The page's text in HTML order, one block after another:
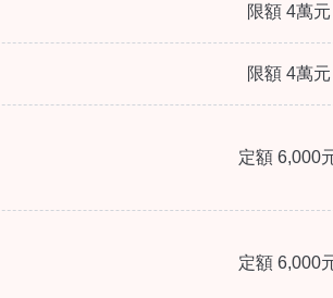
限額 4萬元
限額 4萬元
定額 6,000
定額 6,000